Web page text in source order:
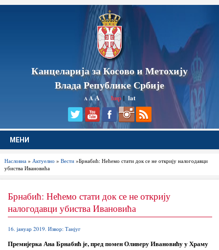
Канцеларија за Косово и Метохију
Влада Републике Србије
A AA ћир|lat
МЕНИ
Насловна» Актуелно » Вести»Брнабић: Нећемо стати док се не открију налогодавци
убиства Ивановића
Брнабић: Нећемо стати док се не открију
налогодавци убиства Ивановића
16. јануар 2019. Извор: Танјуг
Премијерка Ана Брнабић је, пред помен Оливеру Ивановићу у Храму